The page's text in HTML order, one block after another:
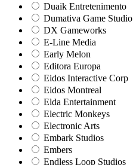
Duaik Entretenimento
Dumativa Game Studio
DX Gameworks
E-Line Media
Early Melon
Editora Europa
Eidos Interactive Corp
Eidos Montreal
Elda Entertainment
Electric Monkeys
Electronic Arts
Embark Studios
Embers
Endless Loop Studios